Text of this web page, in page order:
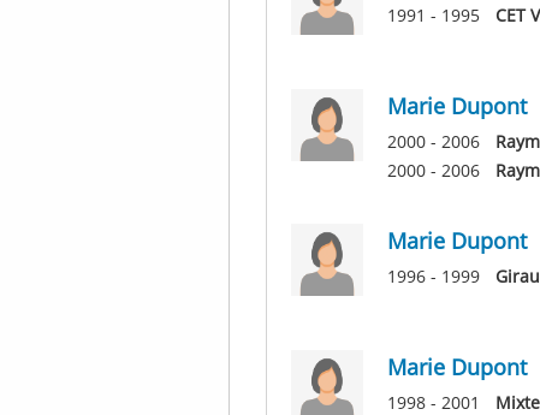
1991 - 1995 CET
Marie Dupont
2000 - 2006
2000 - 2006
Marie Dupont
1996 - 1999
Marie Dupont
1998 - 2001